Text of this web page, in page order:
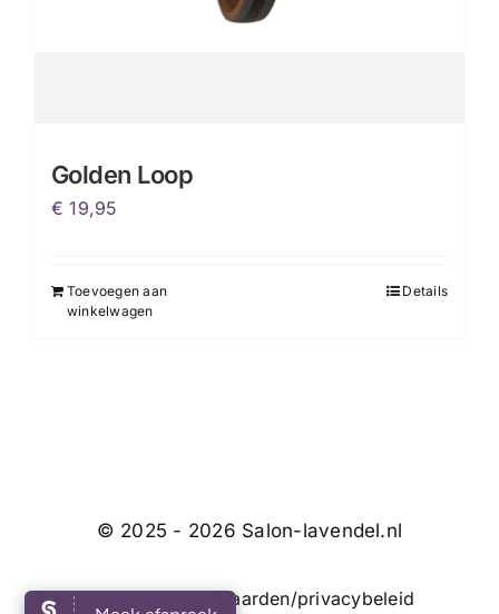
Golden Loop
€ 19,95
Toevoegen aan
winkelwagen
Details
© 2025 - 2026 Salon-lavendel.nl
Algemene voorwaarden/privacybeleid